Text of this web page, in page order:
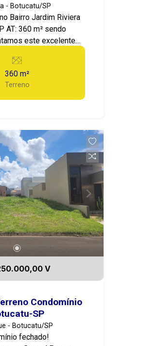
- Botucatu/SP
Bairro Jardim Riviera
no Bairro, Boa
ampla o que
um belo projeto
negócio!
topografia
próximo ao
e o Forum! A
Da Unimed,
Loja de departamento,
deslocamento para a
Entre em
e agende sua
9484
360 m²
Terreno
V
Condomínio
SP
- Botucatu/SP
fechado!